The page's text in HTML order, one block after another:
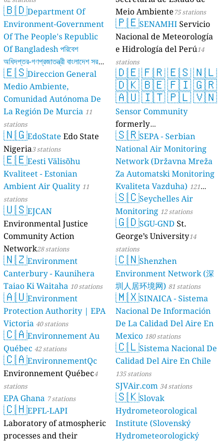
🇧🇩Department Of
Environment-Government
Of The People's Republic
Of Bangladesh পরিবেশ
অধিদপ্তর-গণপ্রজাতন্ত্রী বাংলাদেশ সরকার
17 stations
🇪🇸Direccion General
Medio Ambiente,
Comunidad Autónoma De
La Región De Murcia 11
stations
🇳🇬EdoState Edo State
Nigeria3 stations
🇪🇪Eesti Välisõhu
Kvaliteet - Estonian
Ambient Air Quality 11
stations
🇺🇸EJCAN
Environmental Justice
Community Action
Network28 stations
🇳🇿Environment
Canterbury - Kaunihera
Taiao Ki Waitaha 10 stations
🇦🇺Environment
Protection Authority | EPA
Victoria 40 stations
🇨🇦Environnement Au
Québec 42 stations
🇨🇦EnvironnementQc
Environnement Québec4
stations
EPA Ghana 7 stations
🇨🇭EPFL-LAPI
Laboratory of atmospheric
processes and their
Meio Ambiente75 stations
🇵🇪SENAMHIServicio
Nacional de Meteorología
e Hidrología del Perú14
stations
🇩🇪🇫🇷🇪🇸🇳🇱
🇩🇰🇧🇪🇫🇮🇬🇷
🇦🇺🇮🇹🇵🇱🇻🇳
Sensor Community
formerly
luftdaten.info35814 stations
🇸🇷SEPA - Serbian
National Air Monitoring
Network (Državna Mreža
Za Automatski Monitoring
Kvaliteta Vazduha) 121
stations
🇸🇨Seychelles Air
Monitoring 12 stations
🇬🇩SGU-GND St.
George’s University14
stations
🇨🇳Shenzhen
Environment Network (深
圳人居环境网) 81 stations
🇲🇽SINAICA - Sistema
Nacional De Información
De La Calidad Del Aire En
Mexico 180 stations
🇨🇱Sistema Nacional De
Calidad Del Aire En Chile
135 stations
SJVAir.com 34 stations
🇸🇰Slovak
Hydrometeorological
Institute (Slovenský
Hydrometeorologický